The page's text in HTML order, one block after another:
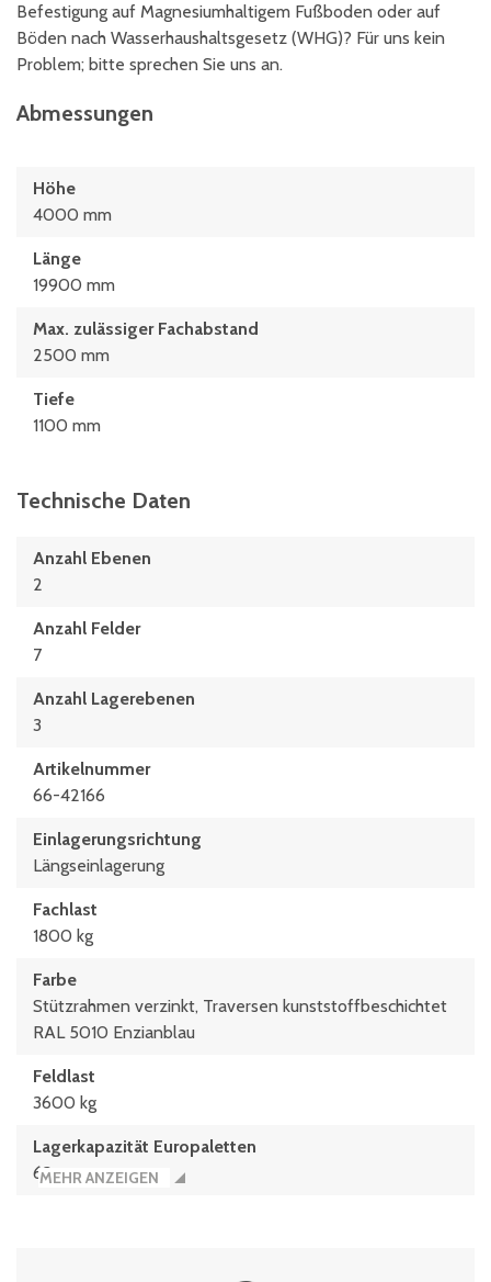
Befestigung auf Magnesiumhaltigem Fußboden oder auf
Böden nach Wasserhaushaltsgesetz (WHG)? Für uns kein
Problem; bitte sprechen Sie uns an.
Abmessungen
Höhe
4000 mm
Länge
19900 mm
Max. zulässiger Fachabstand
2500 mm
Tiefe
1100 mm
Technische Daten
Anzahl Ebenen
2
Anzahl Felder
7
Anzahl Lagerebenen
3
Artikelnummer
66-42166
Einlagerungsrichtung
Längseinlagerung
Fachlast
1800 kg
Farbe
Stützrahmen verzinkt, Traversen kunststoffbeschichtet
RAL 5010 Enzianblau
Feldlast
3600 kg
Lagerkapazität Europaletten
63
MEHR ANZEIGEN